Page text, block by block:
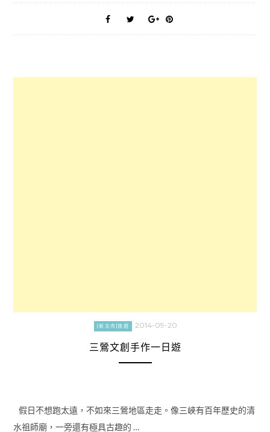
[新北市]旅遊 2014-09-20
三鶯文創手作一日遊
假日不想跑太遠，不如來三鶯地區走走。像三峽有百年歷史的清
水祖師廟，一旁還有極具古趣的 …